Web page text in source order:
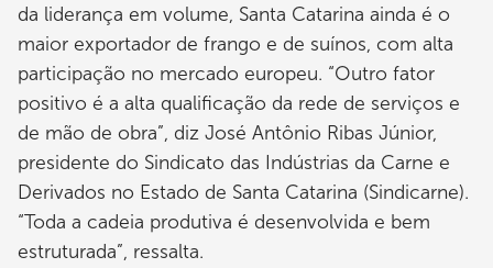
da liderança em volume, Santa Catarina ainda é o
maior exportador de frango e de suínos, com alta
participação no mercado europeu. “Outro fator
positivo é a alta qualificação da rede de serviços e
de mão de obra”, diz José Antônio Ribas Júnior,
presidente do Sindicato das Indústrias da Carne e
Derivados no Estado de Santa Catarina (Sindicarne).
“Toda a cadeia produtiva é desenvolvida e bem
estruturada”, ressalta.